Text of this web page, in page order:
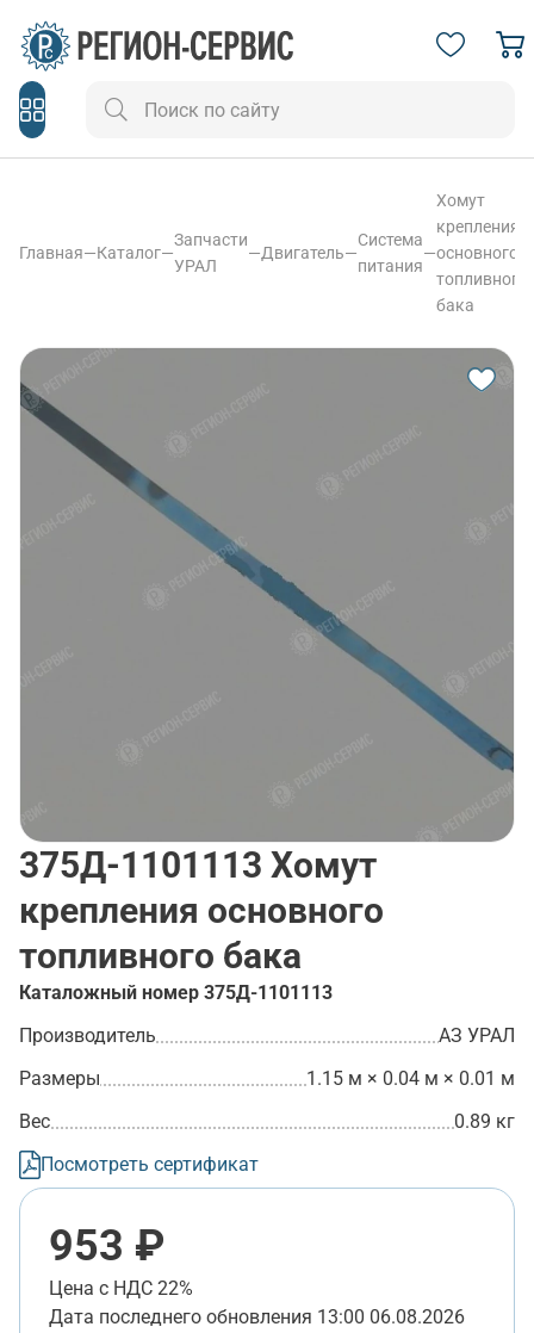
Главная—Каталог—
Запчасти
УРАЛ
—Двигатель—
Система
питания
—
Хомут
крепления
основного
топливного
бака
375Д-1101113 Хомут
крепления основного
топливного бака
Каталожный номер 375Д-1101113
Производитель
АЗ УРАЛ
Размеры
1.15 м × 0.04 м × 0.01 м
Вес
0.89 кг
Посмотреть сертификат
953 ₽
Цена с НДС 22%
Дата последнего обновления 13:00 06.08.2026